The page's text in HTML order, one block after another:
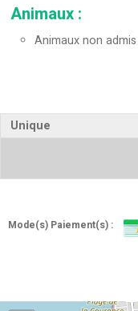
Animaux :
Animaux non admis
Unique
Mode(s) Paiement(s) :